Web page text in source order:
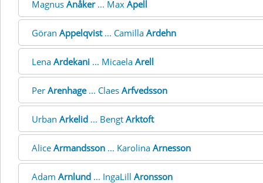
Magnus Anåker... Max Apell
Göran Appelqvist... Camilla Ardehn
Lena Ardekani ... Micaela Arell
Per Arenhage... Claes Arfvedsson
Urban Arkelid ... Bengt Arktoft
Alice Armandsson ... Karolina Arnesson
Adam Arnlund ... IngaLill Aronsson